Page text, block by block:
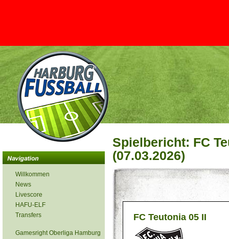
Willkommen
News
Livescore
HAFU-ELF
Transfers
Gamesright Oberliga Hamburg
Spielbericht: FC
(07.03.2026)
FC Teutonia 05 II